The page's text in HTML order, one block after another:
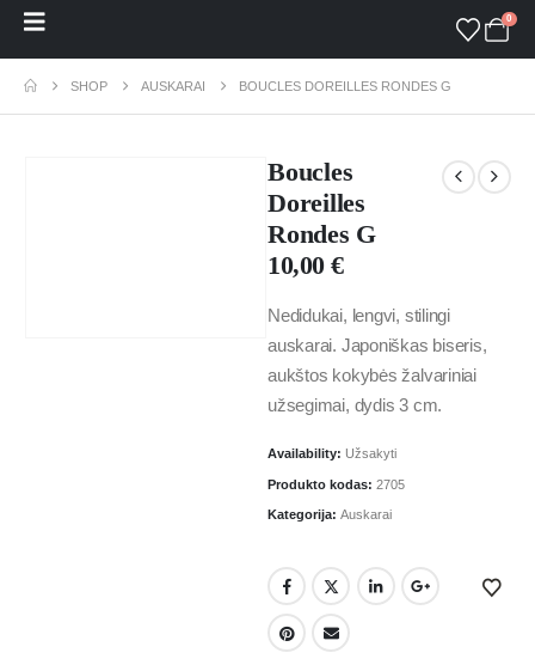
0
SHOP AUSKARAI BOUCLES DOREILLES RONDES G
Boucles
Doreilles
Rondes G
10,00€
Nedidukai, lengvi, stilingi
auskarai. Japoniškas biseris,
aukštos kokybės žalvariniai
užsegimai, dydis 3 cm.
Availability: Užsakyti
Produkto kodas: 2705
Kategorija: Auskarai